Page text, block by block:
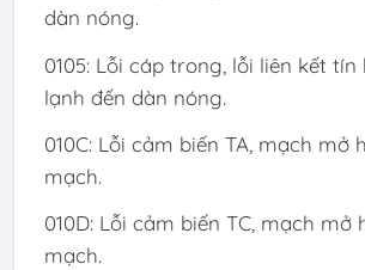
dàn nóng.
0105: Lỗi cáp trong, lỗi liên kết tín
lạnh đến dàn nóng.
010C: Lỗi cảm biến TA, mạch mở
mạch.
010D: Lỗi cảm biến TC, mạch mở
mạch.